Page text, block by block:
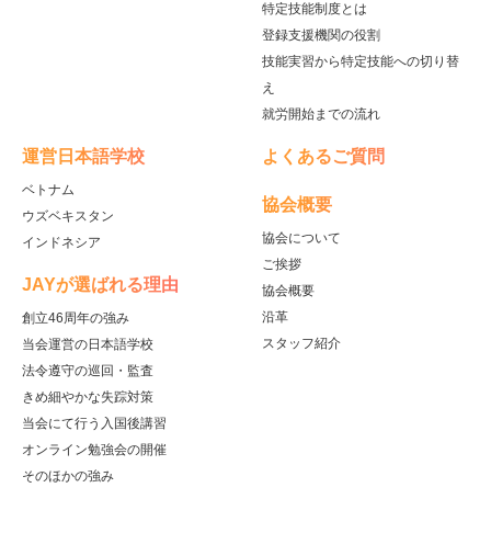
特定技能制度とは
登録支援機関の役割
技能実習から特定技能への切り替
え
就労開始までの流れ
運営日本語学校
ベトナム
ウズベキスタン
インドネシア
JAYが選ばれる理由
創立46周年の強み
当会運営の日本語学校
法令遵守の巡回・監査
きめ細やかな失踪対策
当会にて行う入国後講習
オンライン勉強会の開催
そのほかの強み
よくあるご質問
協会概要
協会について
ご挨拶
協会概要
沿革
スタッフ紹介